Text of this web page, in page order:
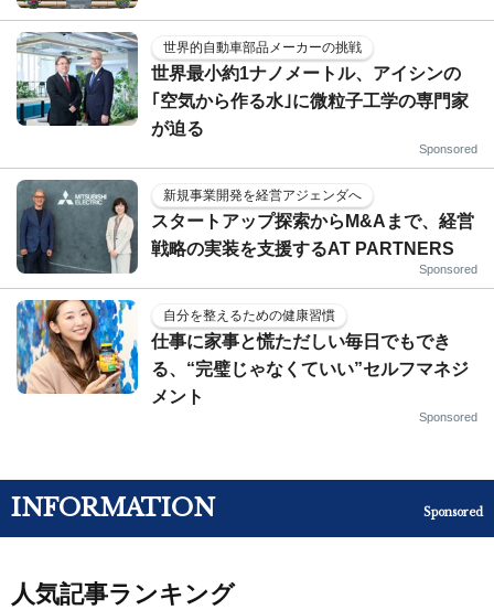
世界的自動車部品メーカーの挑戦
世界最小約1ナノメートル、アイシンの
｢空気から作る水｣に微粒子工学の専門家
が迫る
Sponsored
新規事業開発を経営アジェンダへ
スタートアップ探索からM&Aまで、経営
戦略の実装を支援するAT PARTNERS
Sponsored
自分を整えるための健康習慣
仕事に家事と慌ただしい毎日でもでき
る、“完璧じゃなくていい”セルフマネジ
メント
Sponsored
INFORMATION Sponsored
人気記事ランキング